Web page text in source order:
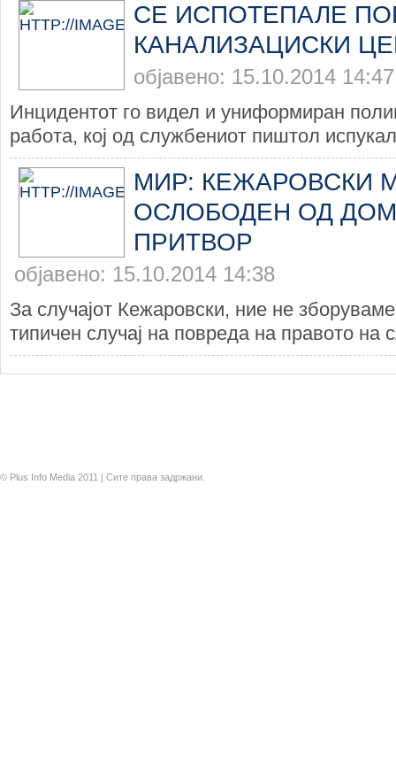
СЕ ИСПОТЕПАЛЕ
КАНАЛИЗАЦИСКИ
објавено: 15.10.2014 14:47
Инцидентот го видел и униформиран
работа, кој од службениот пиштол
МИР: КЕЖАРОВСКИ
ОСЛОБОДЕН ОД
ПРИТВОР
објавено: 15.10.2014 14:38
За случајот Кежаровски, ние не
типичен случај на повреда на правото на
© Plus Info Media 2011 | Сите права задржани.